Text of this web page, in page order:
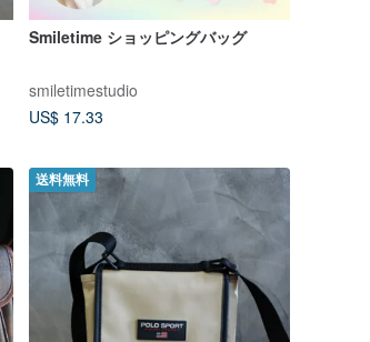
Smiletime ショッピングバッグ
smiletimestudio
US$ 17.33
送料無料